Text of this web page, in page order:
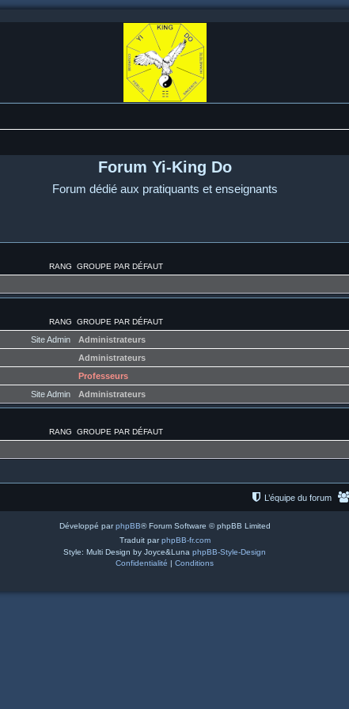
Forum Yi-King Do
Forum dédié aux pratiquants et enseignants
RANG GROUPE PAR DÉFAUT
RANG GROUPE PAR DÉFAUT
Site Admin Administrateurs
Administrateurs
Professeurs
Site Admin
Administrateurs
RANG GROUPE PAR DÉFAUT
L’équipe du forum
Développé parphpBB® Forum Software © phpBB Limited
Traduit parphpBB-fr.com
Style: Multi Design by Joyce&Luna phpBB-Style-Design
Confidentialité | Conditions